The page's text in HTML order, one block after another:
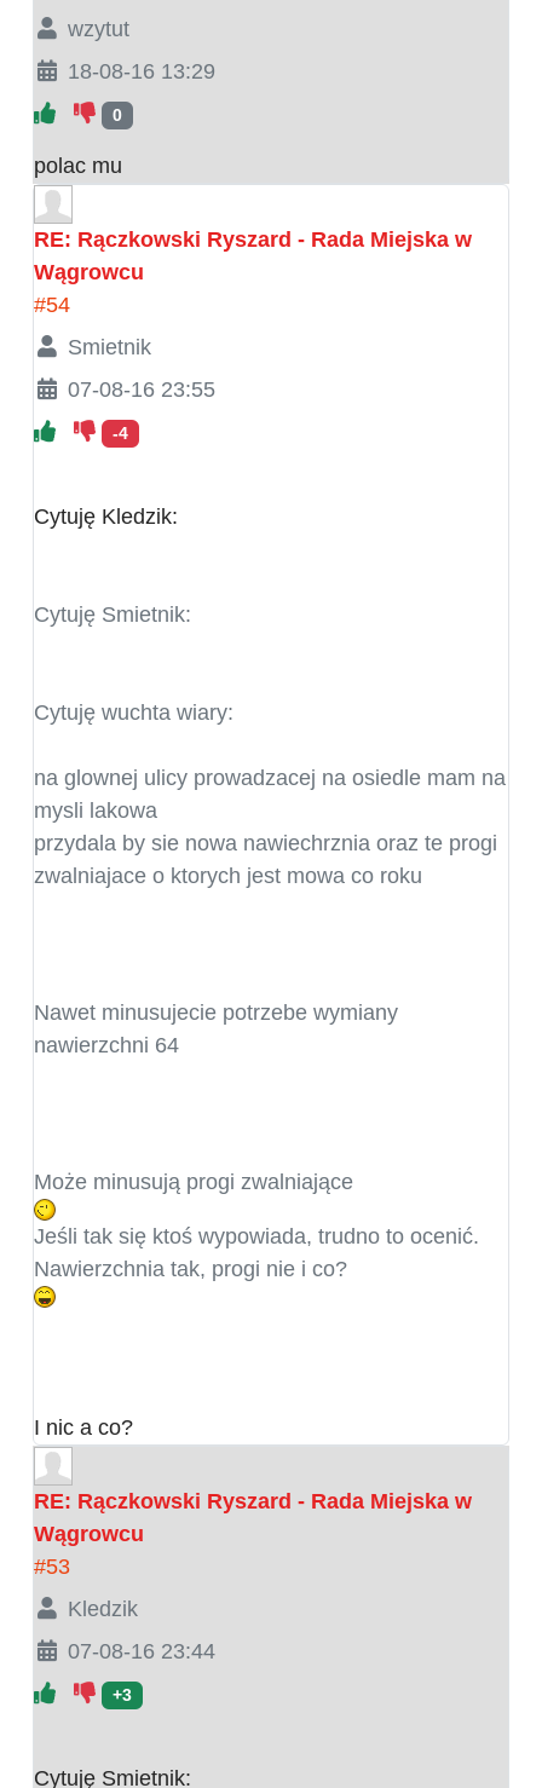
wzytut
18-08-16 13:29
0
polac mu
RE: Rączkowski Ryszard - Rada Miejska w
Wągrowcu
#54
Smietnik
07-08-16 23:55
-4
Cytuję Kledzik:
Cytuję Smietnik:
Cytuję wuchta wiary:
na glownej ulicy prowadzacej na osiedle mam na
mysli lakowa
przydala by sie nowa nawiechrznia oraz te progi
zwalniajace o ktorych jest mowa co roku
Nawet minusujecie potrzebe wymiany
nawierzchni 64
Może minusują progi zwalniające
Jeśli tak się ktoś wypowiada, trudno to ocenić.
Nawierzchnia tak, progi nie i co?
I nic a co?
RE: Rączkowski Ryszard - Rada Miejska w
Wągrowcu
#53
Kledzik
07-08-16 23:44
+3
Cytuję Smietnik: